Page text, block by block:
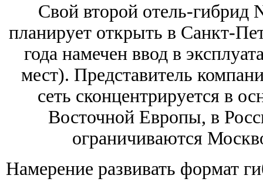
Свой второй отель-гибрид
планирует открыть в Санкт-
года намечен ввод в
мест). Представитель
сеть сконцентрируется в
Восточной Европы, в
ограничиваются
Намерение развивать формат